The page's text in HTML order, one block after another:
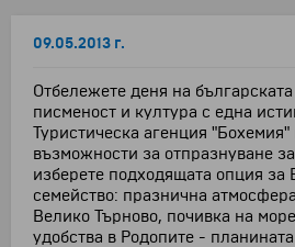
09.05.2013 г.
Отбележете деня на
писменост и култура с една
Туристическа агенция "Бохемия"
възможности за отпразнуване
изберете подходящата опция за
семейство: празнична
Велико Търново, почивка на
удобства в Родопите -